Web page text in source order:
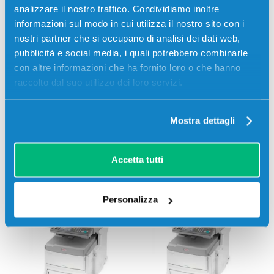
analizzare il nostro traffico. Condividiamo inoltre
informazioni sul modo in cui utilizza il nostro sito con i
nostri partner che si occupano di analisi dei dati web,
pubblicità e social media, i quali potrebbero combinarle
con altre informazioni che ha fornito loro o che hanno
raccolto dal suo utilizzo dei loro servizi.
Mostra dettagli
Accetta tutti
Personalizza
OkiES8430 OkiES8430DN
OkiES8451 OkiES8451 PLUS